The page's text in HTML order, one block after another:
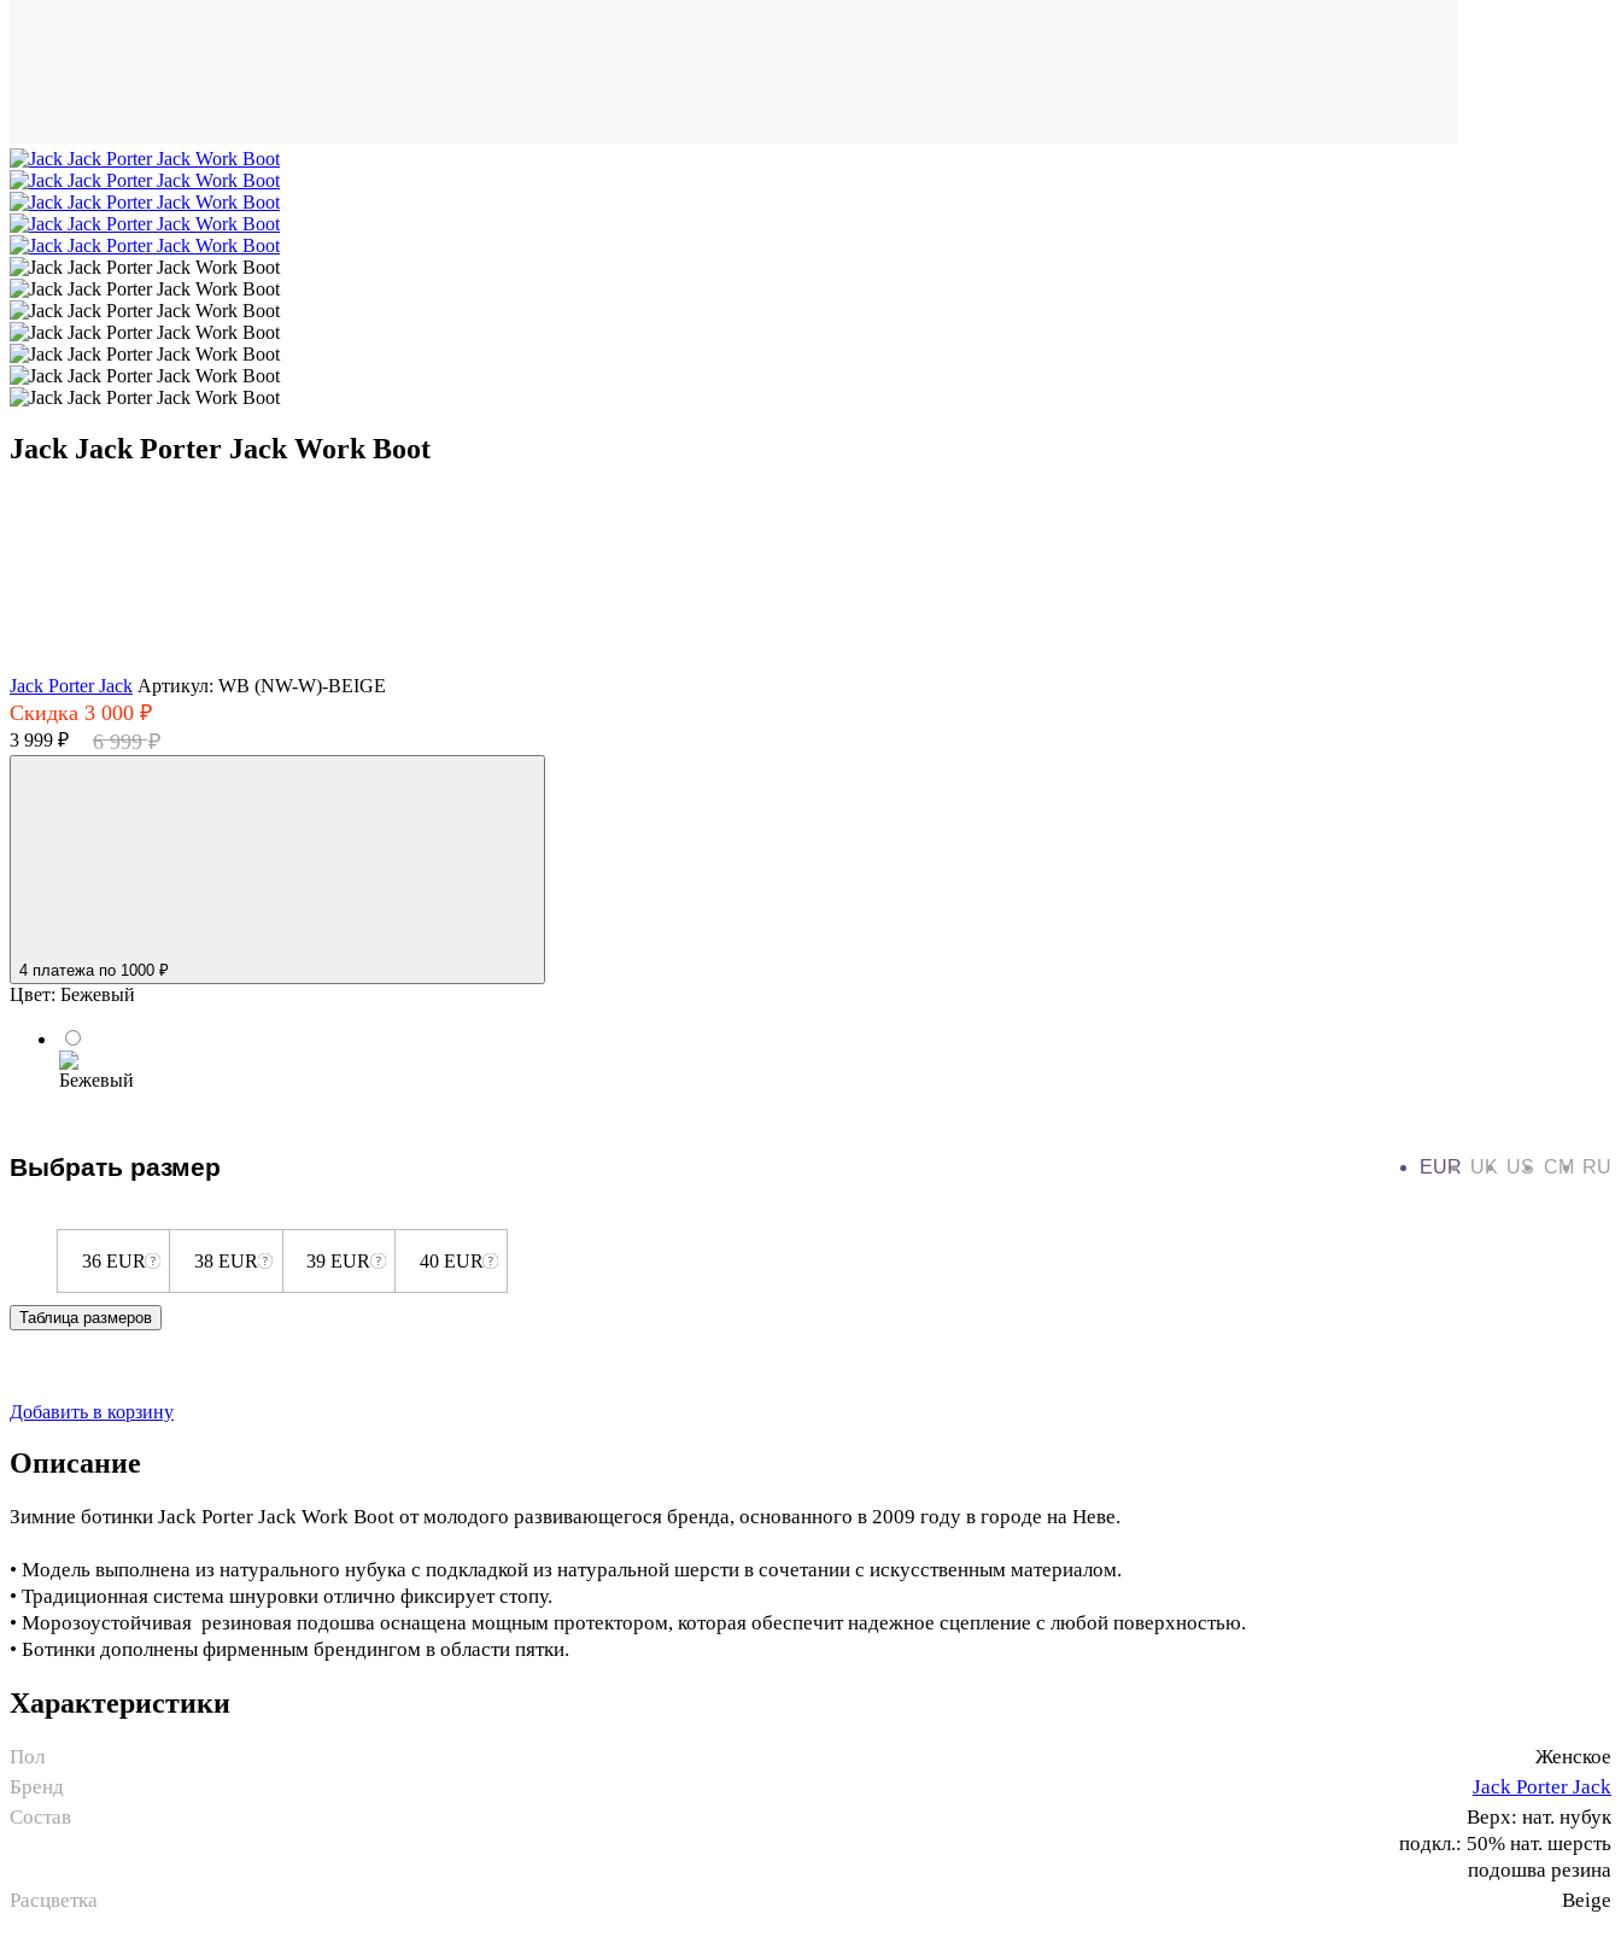
Jack Jack Porter Jack Work Boot
Jack Porter Jack Артикул: WB (NW-W)-BEIGE
Скидка 3 000 ₽
3 999 ₽ 6 999 ₽
4 платежа по 1000 ₽
Цвет: Бежевый
Выбрать размер EUR UK US CM RU
36 EUR 38 EUR 39 EUR 40 EUR
Таблица размеров
Добавить в корзину
Описание
Зимние ботинки Jack Porter Jack Work Boot от молодого развивающегося бренда, основанного в 2009 году в городе на Неве.
• Модель выполнена из натурального нубука с подкладкой из натуральной шерсти в сочетании с искусственным материалом.
• Традиционная система шнуровки отлично фиксирует стопу.
• Морозоустойчивая резиновая подошва оснащена мощным протектором, которая обеспечит надежное сцепление с любой поверхностью.
• Ботинки дополнены фирменным брендингом в области пятки.
Характеристики
Пол
Женское
Бренд
Jack Porter Jack
Состав
Верх: нат. нубук
подкл.: 50% нат. шерсть
подошва резина
Расцветка
Beige